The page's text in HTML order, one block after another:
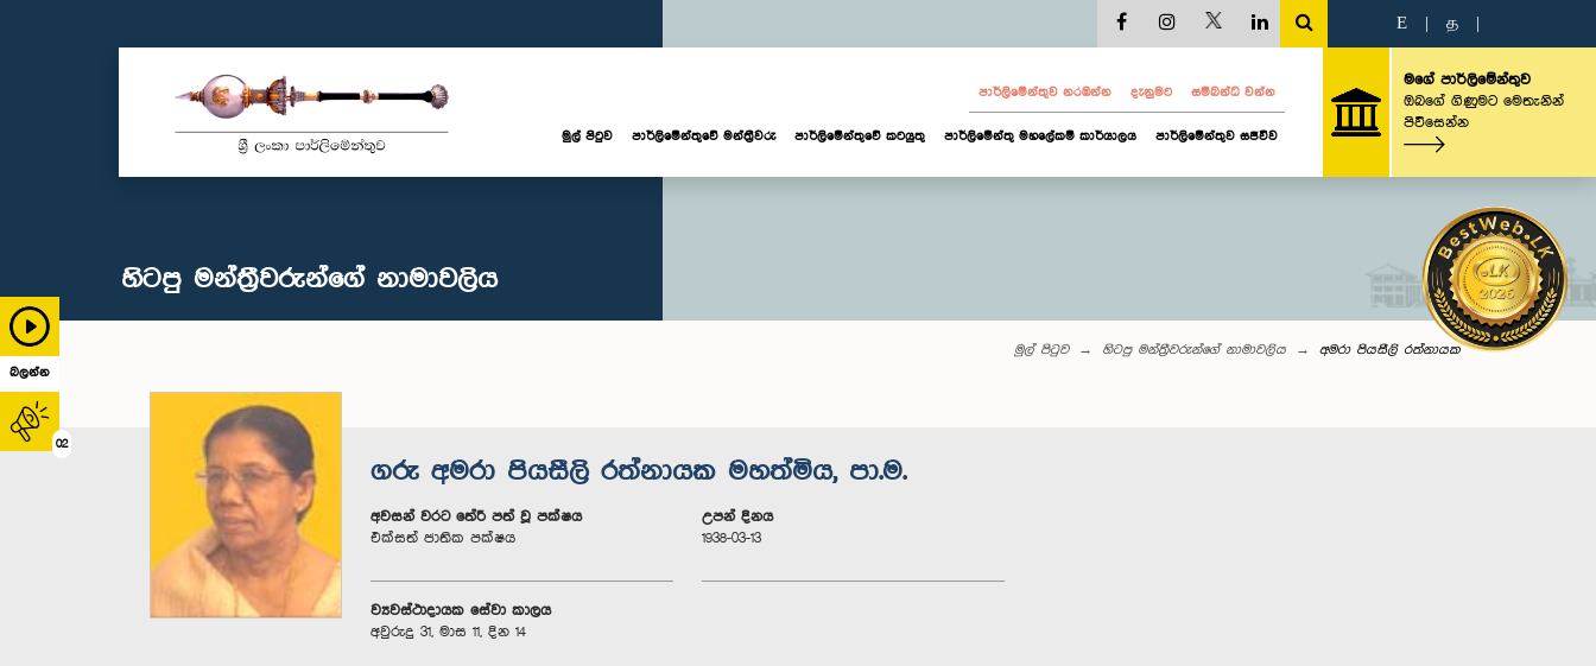
බලන්න
02
E த
පාර්ලි‌මේන්තුව නරඹන්න දැනුමට සම්බන්ධ වන්න
මුල් පිටුව පාර්ලි‌මේන්තුවේ මන්ත්‍රීවරු පාර්ලිමේන්තුවේ කටයුතු පාර්ලිමේන්තු මහලේකම් කාර්යාලය පාර්ලිමේන්තුව සජීවීව
මගේ පාර්ලිමේන්තුව
ඔබගේ ගිණුමට මෙතැනින්
පිවිසෙන්න
හිටපු මන්ත්‍රීවරුන්ගේ නාමාවලිය
මුල් පිටුව හිටපු මන්ත්‍රීවරුන්ගේ නාමාවලිය අමරා පියසීලි රත්නායක
ගරු අමරා පියසීලි රත්නායක මහත්මිය, පා.ම.
අවසන් වරට තේරී පත් වූ පක්ෂය
එක්සත් ජාතික පක්ෂය
උපන් දිනය
1938-03-13
ව්‍යවස්ථාදායක සේවා කාලය
අවුරුදු 31, මාස 11, දින 14